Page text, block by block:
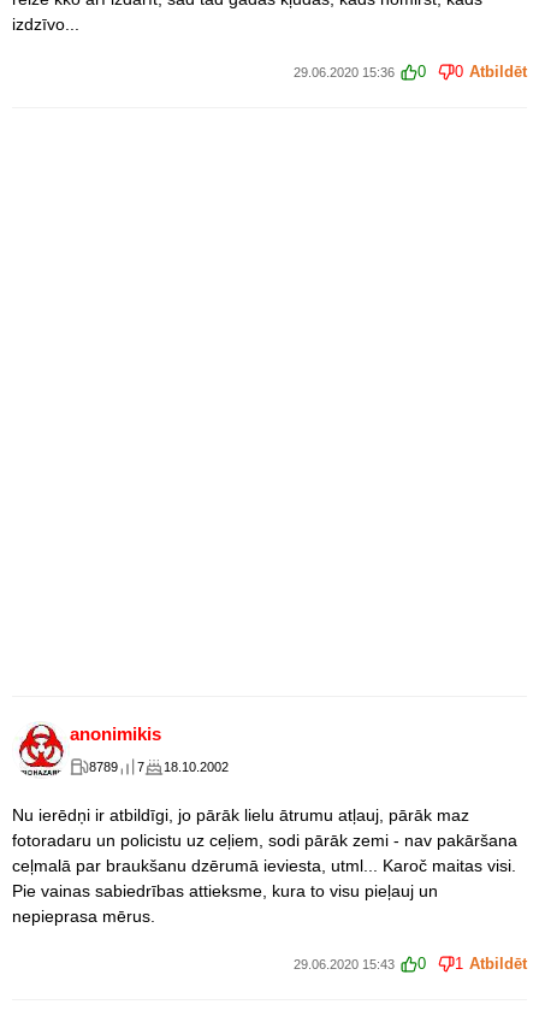
izdzīvo...
29.06.2020 15:36 0 0 Atbildēt
anonimikis
8789 7 18.10.2002
Nu ierēdņi ir atbildīgi, jo pārāk lielu ātrumu atļauj, pārāk maz
fotoradaru un policistu uz ceļiem, sodi pārāk zemi - nav pakāršana
ceļmalā par braukšanu dzērumā ieviesta, utml... Karoč maitas visi.
Pie vainas sabiedrības attieksme, kura to visu pieļauj un
nepieprasa mērus.
29.06.2020 15:43 0 1 Atbildēt